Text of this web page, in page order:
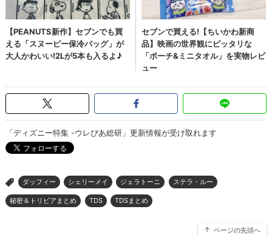
「ディズニー特集 -ウレぴあ総研」更新情報が受け取れます
> ダッフィー シェリーメイ ジェラトーニ ステラ・ルー
秘密＆トリビアまとめ TDS TDSまとめ
ページの先頭へ